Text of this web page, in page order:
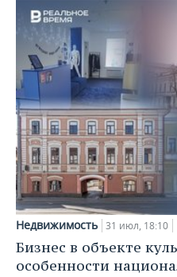
Недвижимость 31 июл, 18:10
Бизнес в объекте
особенности